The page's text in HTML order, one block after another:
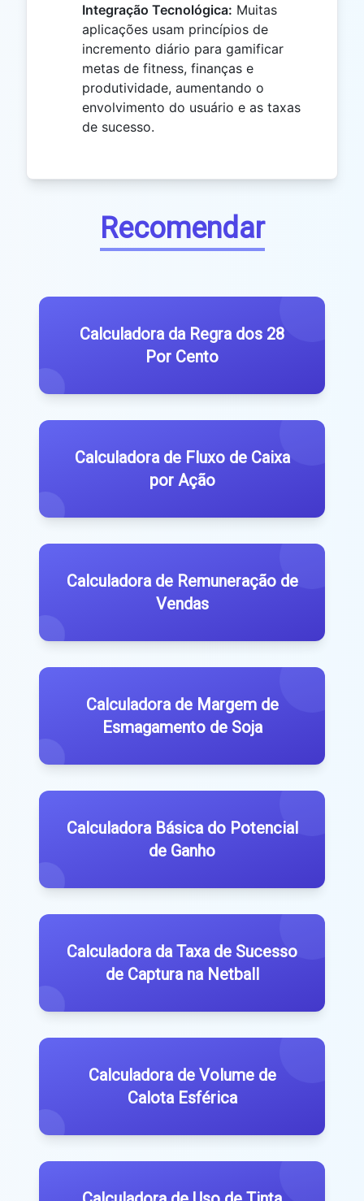
Integração Tecnológica: Muitas
aplicações usam princípios de
incremento diário para gamificar
metas de fitness, finanças e
produtividade, aumentando o
envolvimento do usuário e as taxas
de sucesso.
Recomendar
Calculadora da Regra dos 28
Por Cento
Calculadora de Fluxo de Caixa
por Ação
Calculadora de Remuneração de
Vendas
Calculadora de Margem de
Esmagamento de Soja
Calculadora Básica do Potencial
de Ganho
Calculadora da Taxa de Sucesso
de Captura na Netball
Calculadora de Volume de
Calota Esférica